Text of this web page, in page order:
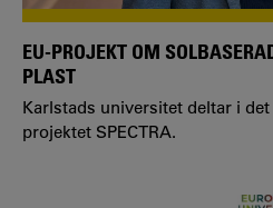
EU-PROJEKT OM
PLAST
Karlstads universitet deltar i
projektet SPECTRA.